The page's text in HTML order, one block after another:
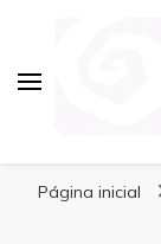
Página inicial